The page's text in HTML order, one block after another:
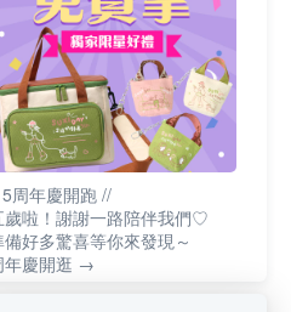
周年慶開跑 //
歲啦！謝謝一路陪伴我們♡
備好多驚喜等你來發現～
年慶開逛 →